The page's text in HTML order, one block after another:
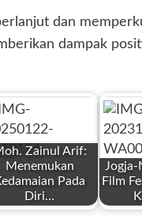
dan
dampak
Zainul Arif:
Menemukan
Pada
Diri…
Jogja-
Film